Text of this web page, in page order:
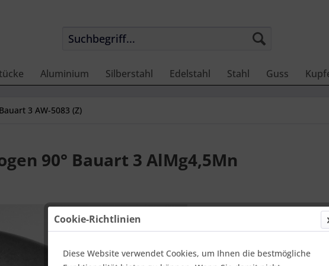
Aluminium Silberstahl Edelstahl Stahl Guss
3 AW-5083 (Z)
90° Bauart 3 AlMg4,5Mn
40,25
1
Online-
Cookie-Richtlinien
Diese Website verwendet Cookies, um Ihnen die bestmögliche